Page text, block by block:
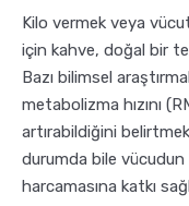
Kilo vermek veya
için kahve, doğal bir
Bazı bilimsel
metabolizma hızını
artırabildiğini
durumda bile
harcamasına katkı